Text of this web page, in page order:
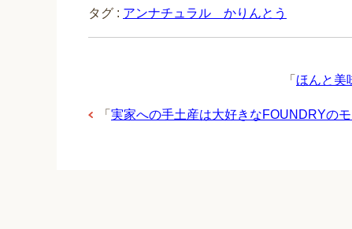
タグ : アンナチュラル かりんとう
「 ほんと美
「 実家への手土産は大好きなFOUNDRYの